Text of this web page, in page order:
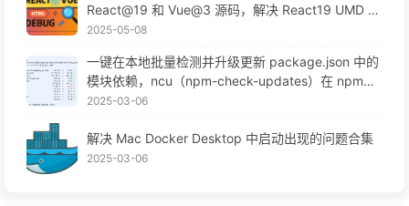
React@19 和 Vue@3 源码，解决 React19 UMD 构
建等问题
2025-05-08
一键在本地批量检测并升级更新 package.json 中的
模块依赖，ncu（npm-check-updates）在 npm、
pnpm 或 workspace 项目中的使用教程
2025-03-06
解决 Mac Docker Desktop 中启动出现的问题合集
2025-03-06